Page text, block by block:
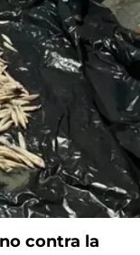
contra la